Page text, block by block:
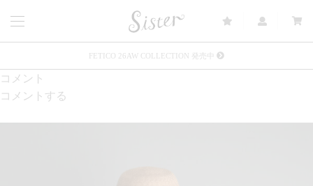
FETICO 26AW COLLECTION 発売中
コメント
コメントする